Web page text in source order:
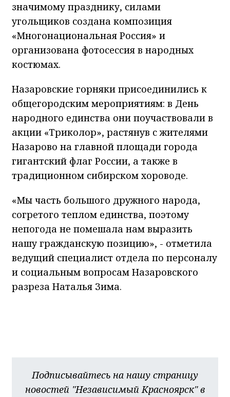
значимому празднику, силами
угольщиков создана композиция
«Многонациональная Россия» и
организована фотосессия в народных
костюмах.
Назаровские горняки присоединились к
общегородским мероприятиям: в День
народного единства они поучаствовали в
акции «Триколор», растянув с жителями
Назарово на главной площади города
гигантский флаг России, а также в
традиционном сибирском хороводе.
«Мы часть большого дружного народа,
согретого теплом единства, поэтому
непогода не помешала нам выразить
нашу гражданскую позицию», - отметила
ведущий специалист отдела по персоналу
и социальным вопросам Назаровского
разреза Наталья Зима.
Подписывайтесь на нашу страницу
новостей "Независимый Красноярск" в